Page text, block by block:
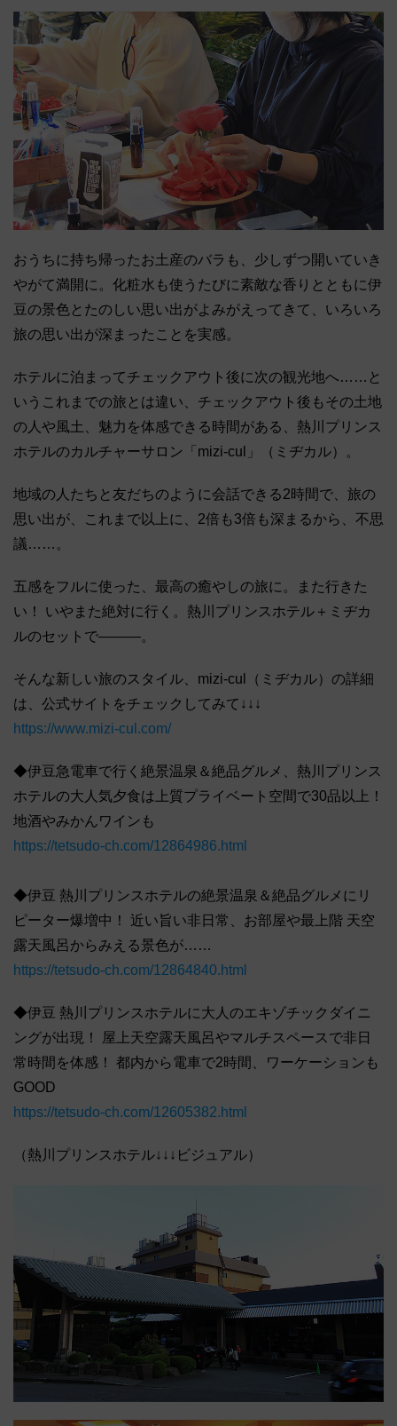
おうちに持ち帰ったお土産のバラも、少しずつ開いていき
やがて満開に。化粧水も使うたびに素敵な香りとともに伊
豆の景色とたのしい思い出がよみがえってきて、いろいろ
旅の思い出が深まったことを実感。
ホテルに泊まってチェックアウト後に次の観光地へ……と
いうこれまでの旅とは違い、チェックアウト後もその土地
の人や風土、魅力を体感できる時間がある、熱川プリンス
ホテルのカルチャーサロン「mizi-cul」（ミヂカル）。
地域の人たちと友だちのように会話できる2時間で、旅の
思い出が、これまで以上に、2倍も3倍も深まるから、不思
議……。
五感をフルに使った、最高の癒やしの旅に。また行きた
い！ いやまた絶対に行く。熱川プリンスホテル＋ミヂカ
ルのセットで―――。
そんな新しい旅のスタイル、mizi-cul（ミヂカル）の詳細
は、公式サイトをチェックしてみて↓↓↓
https://www.mizi-cul.com/
◆伊豆急電車で行く絶景温泉＆絶品グルメ、熱川プリンス
ホテルの大人気夕食は上質プライベート空間で30品以上！
地酒やみかんワインも
https://tetsudo-ch.com/12864986.html
◆伊豆 熱川プリンスホテルの絶景温泉＆絶品グルメにリ
ピーター爆増中！ 近い旨い非日常、お部屋や最上階 天空
露天風呂からみえる景色が……
https://tetsudo-ch.com/12864840.html
◆伊豆 熱川プリンスホテルに大人のエキゾチックダイニ
ングが出現！ 屋上天空露天風呂やマルチスペースで非日
常時間を体感！ 都内から電車で2時間、ワーケーションも
GOOD
https://tetsudo-ch.com/12605382.html
（熱川プリンスホテル↓↓↓ビジュアル）